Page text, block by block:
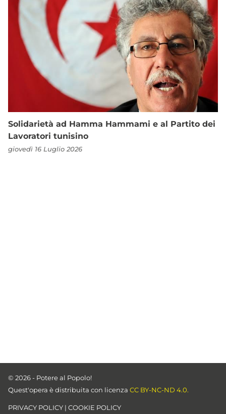
Solidarietà ad Hamma Hammami e al Partito dei
Lavoratori tunisino
giovedì 16 Luglio 2026
© 2026 - Potere al Popolo!
Quest'opera è distribuita con licenza CC BY-NC-ND 4.0.
PRIVACY POLICY | COOKIE POLICY